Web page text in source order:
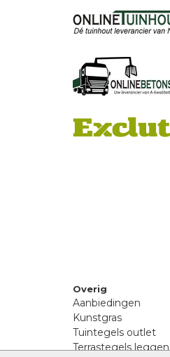
Overig
Aanbiedingen
Kunstgras
Tuintegels outlet
Terrastegels leggen